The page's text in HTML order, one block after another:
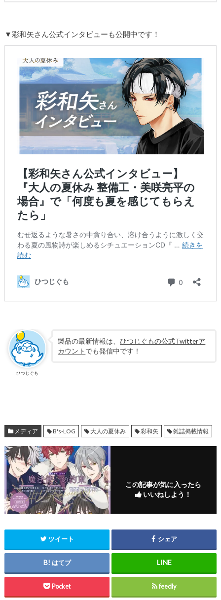
▼彩和矢さん公式インタビューも公開中です！
ひつじぐも
製品の最新情報は、ひつじぐもの公式Twitterア
カウント でも発信中です！
メディア B's-LOG 大人の夏休み 彩和矢 雑誌掲載情報
この記事が気に入ったら
いいねしよう！
ツイート シェア
はてブ
Pocket feedly